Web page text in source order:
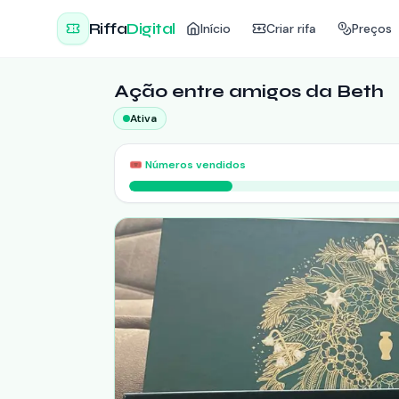
RiffaDigital Início Criar rifa Preços
Ação entre amigos da Beth
Ativa
🎟️ Números vendidos